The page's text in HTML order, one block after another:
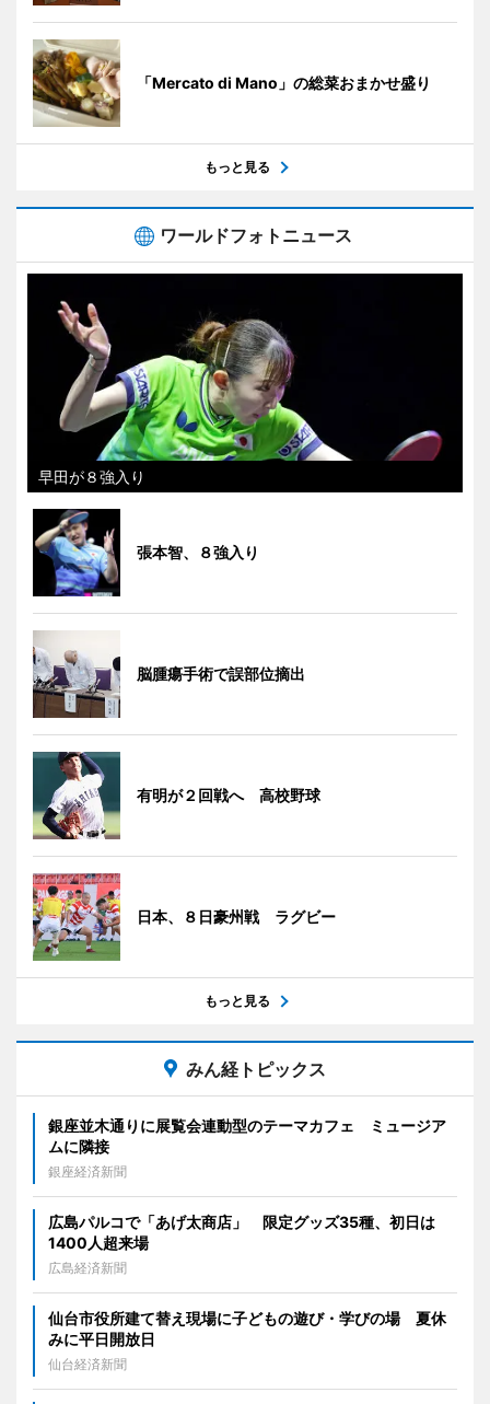
「Mercato di Mano」の総菜おまかせ盛り
もっと見る
ワールドフォトニュース
早田が８強入り
張本智、８強入り
脳腫瘍手術で誤部位摘出
有明が２回戦へ 高校野球
日本、８日豪州戦 ラグビー
もっと見る
みん経トピックス
銀座並木通りに展覧会連動型のテーマカフェ ミュージア
ムに隣接
銀座経済新聞
広島パルコで「あげ太商店」 限定グッズ35種、初日は
1400人超来場
広島経済新聞
仙台市役所建て替え現場に子どもの遊び・学びの場 夏休
みに平日開放日
仙台経済新聞